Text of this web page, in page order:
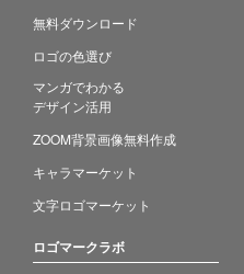
無料ダウンロード
ロゴの色選び
マンガでわかる
デザイン活用
ZOOM背景画像無料作成
キャラマーケット
文字ロゴマーケット
ロゴマークラボ